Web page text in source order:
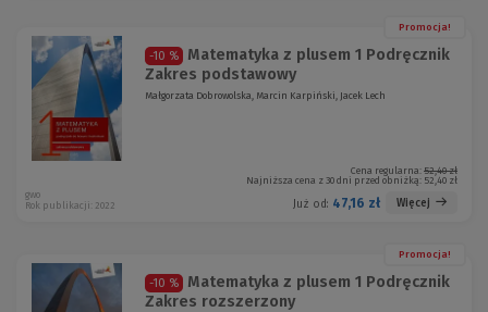
Promocja!
-10 %
Matematyka z plusem 1 Podręcznik
Zakres podstawowy
Małgorzata Dobrowolska, Marcin Karpiński, Jacek Lech
Cena regularna: 52,40 zł
Najniższa cena z 30 dni przed obniżką: 52,40 zł
Już od: 47,16 zł Więcej
gwo
Rok publikacji: 2022
Promocja!
-10 %
Matematyka z plusem 1 Podręcznik
Zakres rozszerzony